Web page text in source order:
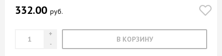
332.00 руб.
В КОРЗИНУ